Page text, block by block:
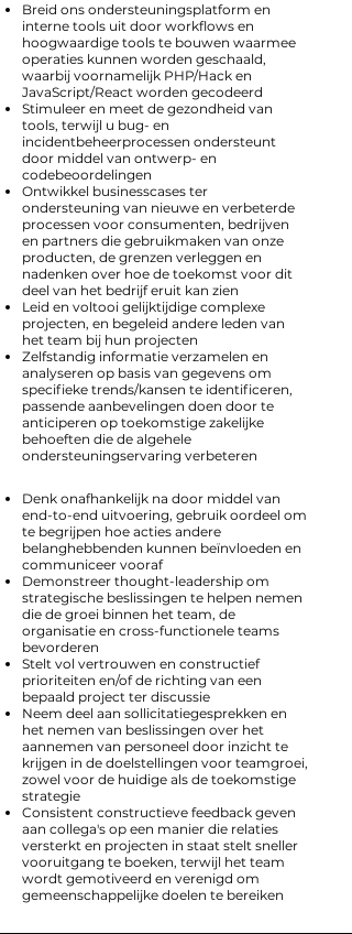
Breid ons ondersteuningsplatform en
interne tools uit door workflows en
hoogwaardige tools te bouwen waarmee
operaties kunnen worden geschaald,
waarbij voornamelijk PHP/Hack en
JavaScript/React worden gecodeerd
Stimuleer en meet de gezondheid van
tools, terwijl u bug- en
incidentbeheerprocessen ondersteunt
door middel van ontwerp- en
codebeoordelingen
Ontwikkel businesscases ter
ondersteuning van nieuwe en verbeterde
processen voor consumenten, bedrijven
en partners die gebruikmaken van onze
producten, de grenzen verleggen en
nadenken over hoe de toekomst voor dit
deel van het bedrijf eruit kan zien
Leid en voltooi gelijktijdige complexe
projecten, en begeleid andere leden van
het team bij hun projecten
Zelfstandig informatie verzamelen en
analyseren op basis van gegevens om
specifieke trends/kansen te identificeren,
passende aanbevelingen doen door te
anticiperen op toekomstige zakelijke
behoeften die de algehele
ondersteuningservaring verbeteren
Denk onafhankelijk na door middel van
end-to-end uitvoering, gebruik oordeel om
te begrijpen hoe acties andere
belanghebbenden kunnen beïnvloeden en
communiceer vooraf
Demonstreer thought-leadership om
strategische beslissingen te helpen nemen
die de groei binnen het team, de
organisatie en cross-functionele teams
bevorderen
Stelt vol vertrouwen en constructief
prioriteiten en/of de richting van een
bepaald project ter discussie
Neem deel aan sollicitatiegesprekken en
het nemen van beslissingen over het
aannemen van personeel door inzicht te
krijgen in de doelstellingen voor teamgroei,
zowel voor de huidige als de toekomstige
strategie
Consistent constructieve feedback geven
aan collega's op een manier die relaties
versterkt en projecten in staat stelt sneller
vooruitgang te boeken, terwijl het team
wordt gemotiveerd en verenigd om
gemeenschappelijke doelen te bereiken